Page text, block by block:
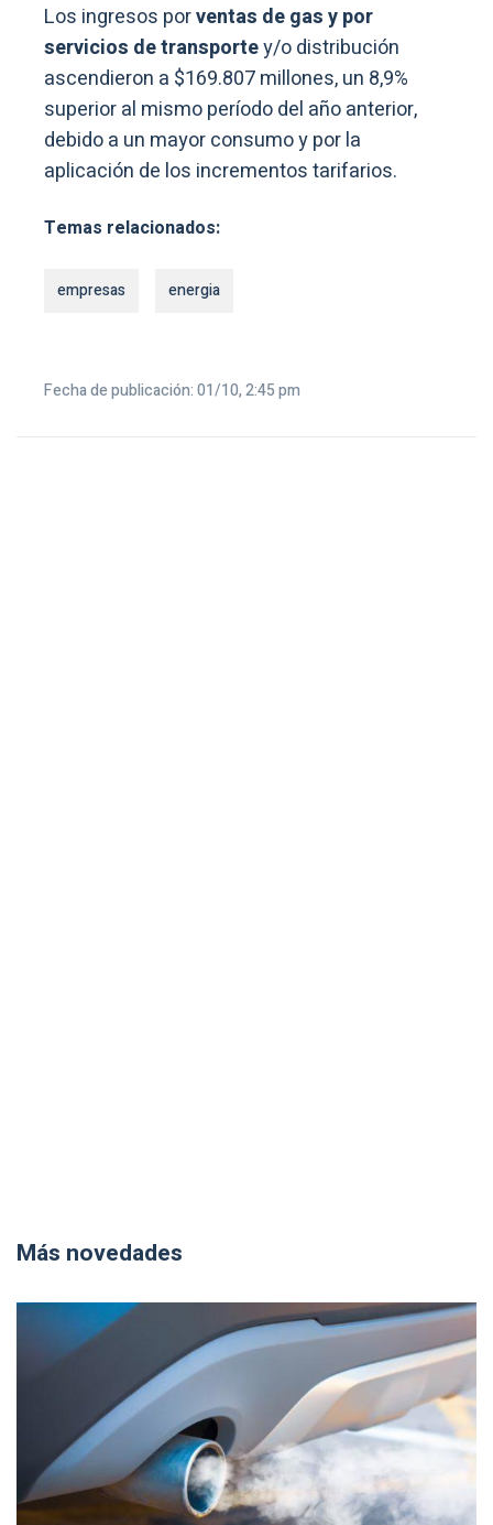
Los ingresos porventas de gas y por
servicios de transportey/o distribución
ascendieron a $169.807 millones, un 8,9%
superior al mismo período del año anterior,
debido a un mayor consumo y por la
aplicación de los incrementos tarifarios.
Temas relacionados:
empresas energia
Fecha de publicación: 01/10, 2:45 pm
Más novedades